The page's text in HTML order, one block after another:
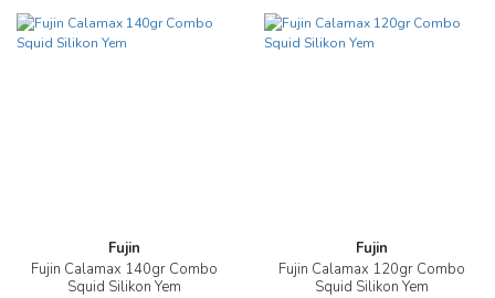
Fujin
Fujin Calamax 140gr Combo
Squid Silikon Yem
Fujin
Fujin Calamax 120gr Combo
Squid Silikon Yem